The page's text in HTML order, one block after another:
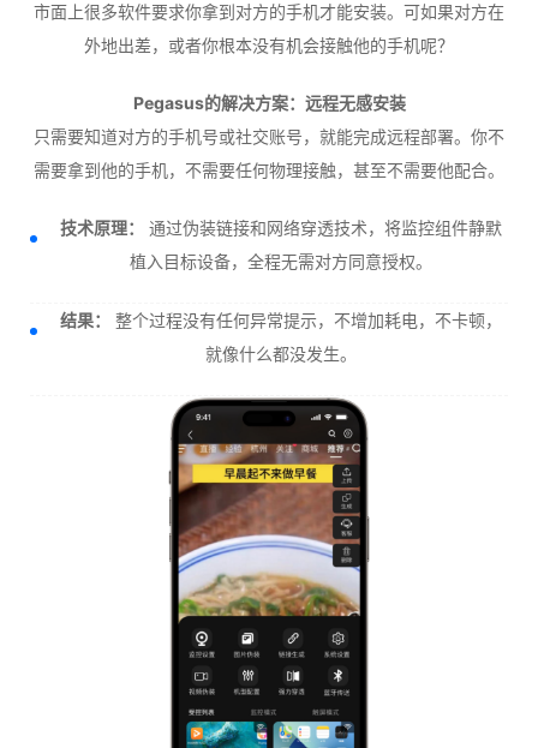
市面上很多软件要求你拿到对方的手机才能安装。可如果对方在
外地出差，或者你根本没有机会接触他的手机呢？
Pegasus的解决方案：远程无感安装
只需要知道对方的手机号或社交账号，就能完成远程部署。你不
需要拿到他的手机，不需要任何物理接触，甚至不需要他配合。
技术原理：
通过伪装链接和网络穿透技术，将监控组件静默
植入目标设备，全程无需对方同意授权。
结果：
整个过程没有任何异常提示，不增加耗电，不卡顿，
就像什么都没发生。